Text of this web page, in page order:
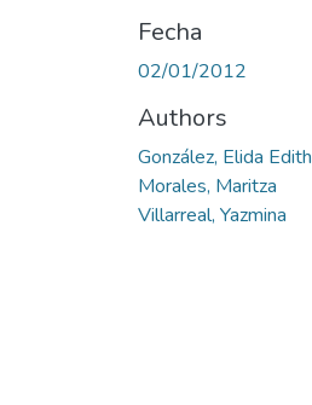
Fecha
02/01/2012
Authors
González, Elida Edith
Morales, Maritza
Villarreal, Yazmina